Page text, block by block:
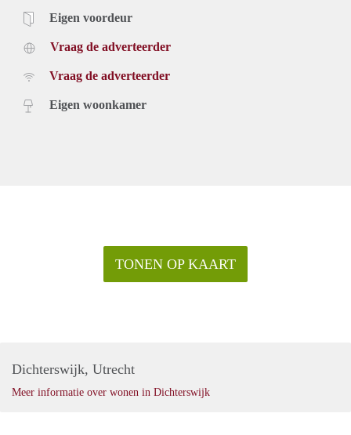
Eigen voordeur
Vraag de adverteerder
Vraag de adverteerder
Eigen woonkamer
TONEN OP KAART
Dichterswijk, Utrecht
Meer informatie over wonen in Dichterswijk